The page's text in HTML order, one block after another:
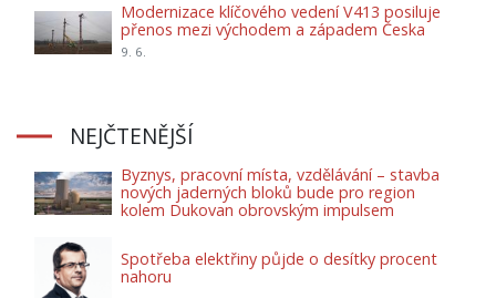
Modernizace klíčového vedení V413 posiluje
přenos mezi východem a západem Česka
9. 6.
NEJČTENĚJŠÍ
Byznys, pracovní místa, vzdělávání – stavba
nových jaderných bloků bude pro region
kolem Dukovan obrovským impulsem
Spotřeba elektřiny půjde o desítky procent
nahoru